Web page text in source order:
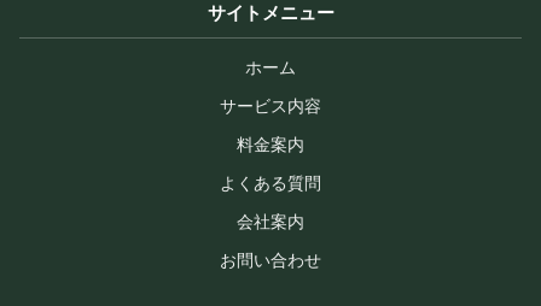
サイトメニュー
ホーム
サービス内容
料金案内
よくある質問
会社案内
お問い合わせ